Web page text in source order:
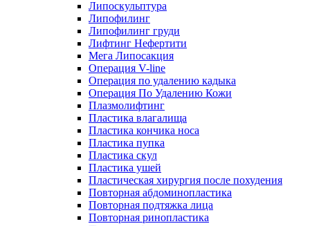
Липоскульптура
Липофилинг
Липофилинг груди
Лифтинг Нефертити
Мега Липосакция
Операция V-line
Операция по удалению кадыка
Операция По Удалению Кожи
Плазмолифтинг
Пластика влагалища
Пластика кончика носа
Пластика пупка
Пластика скул
Пластика ушей
Пластическая хирургия после похудения
Повторная абдоминопластика
Повторная подтяжка лица
Повторная ринопластика